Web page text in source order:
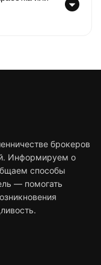
брокеров
Информируем о
способы
— помогать